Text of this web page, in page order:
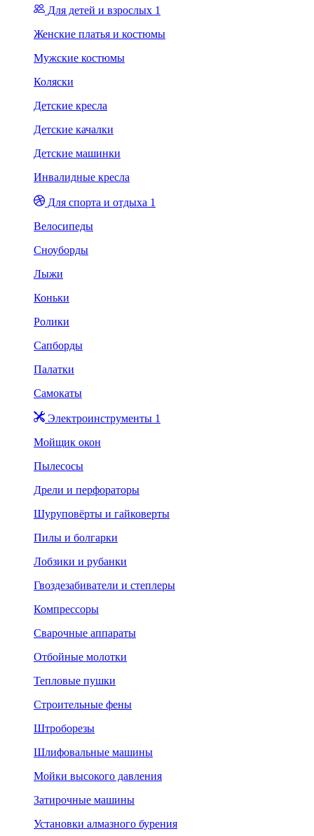
Для детей и взрослых 1
Женские платья и костюмы
Мужские костюмы
Коляски
Детские кресла
Детские качалки
Детские машинки
Инвалидные кресла
Для спорта и отдыха 1
Велосипеды
Сноуборды
Лыжи
Коньки
Ролики
Сапборды
Палатки
Самокаты
Электроинструменты 1
Мойщик окон
Пылесосы
Дрели и перфораторы
Шуруповёрты и гайковерты
Пилы и болгарки
Лобзики и рубанки
Гвоздезабиватели и степлеры
Компрессоры
Сварочные аппараты
Отбойные молотки
Тепловые пушки
Строительные фены
Штроборезы
Шлифовальные машины
Мойки высокого давления
Затирочные машины
Установки алмазного бурения